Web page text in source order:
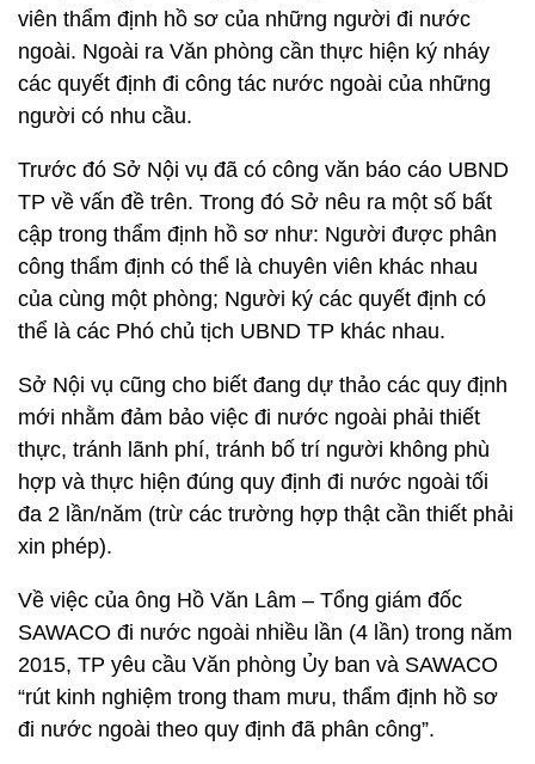
viên thẩm định hồ sơ của những người đi nước
ngoài. Ngoài ra Văn phòng cần thực hiện ký nháy
các quyết định đi công tác nước ngoài của những
người có nhu cầu.
Trước đó Sở Nội vụ đã có công văn báo cáo UBND
TP về vấn đề trên. Trong đó Sở nêu ra một số bất
cập trong thẩm định hồ sơ như: Người được phân
công thẩm định có thể là chuyên viên khác nhau
của cùng một phòng; Người ký các quyết định có
thể là các Phó chủ tịch UBND TP khác nhau.
Sở Nội vụ cũng cho biết đang dự thảo các quy định
mới nhằm đảm bảo việc đi nước ngoài phải thiết
thực, tránh lãnh phí, tránh bố trí người không phù
hợp và thực hiện đúng quy định đi nước ngoài tối
đa 2 lần/năm (trừ các trường hợp thật cần thiết phải
xin phép).
Về việc của ông Hồ Văn Lâm – Tổng giám đốc
SAWACO đi nước ngoài nhiều lần (4 lần) trong năm
2015, TP yêu cầu Văn phòng Ủy ban và SAWACO
“rút kinh nghiệm trong tham mưu, thẩm định hồ sơ
đi nước ngoài theo quy định đã phân công”.